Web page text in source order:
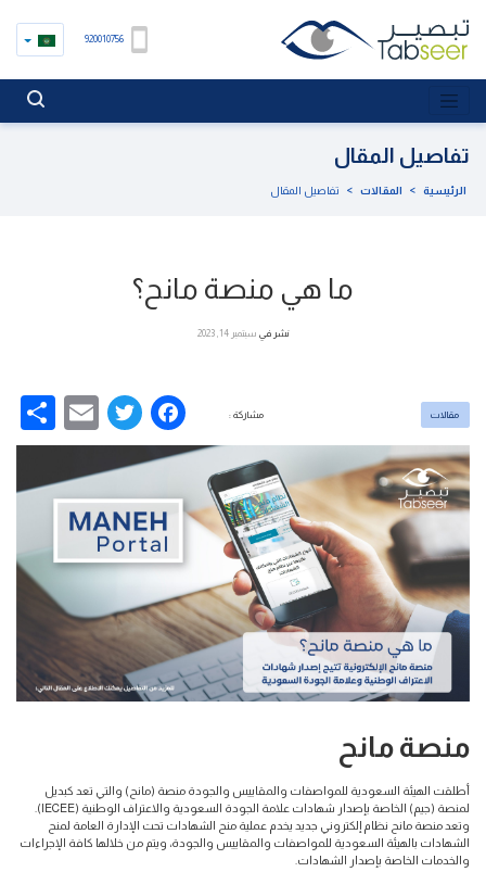
920010756
تفاصيل المقال
الرئيسية > المقالات > تفاصيل المقال
ما هي منصة مانح؟
نشر فيسبتمبر 14, 2023
مقالات مشاركة : Facebook
Twitter
منصة مانح
أطلقت الهيئة السعودية للمواصفات والمقاييس والجودة منصة (مانح) والتي تعد كبديل
لمنصة (جيم) الخاصة بإصدار شهادات علامة الجودة السعودية والاعتراف الوطنية (IECEE).
وتعد منصة مانح نظام إلكتروني جديد يخدم عملية منح الشهادات تحت الإدارة العامة لمنح
الشهادات بالهيئة السعودية للمواصفات والمقاييس والجودة، ويتم من خلالها كافة الإجراءات
والخدمات الخاصة بإصدار الشهادات.